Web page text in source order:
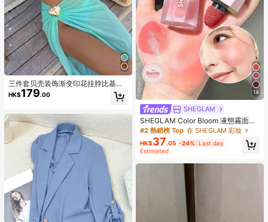
三件套贝壳装饰渐变印花挂脖比基尼
套装，搭配侧开衩长裙，高端时尚沙
滩泳装，女士夏季海滩度假必备
HK$179.00 14
SHEGLAM
SHEGLAM Color Bloom 液態霧面腮
紅-Rose Ritual 品牌美妝化妝品 適合
女士與女孩
#2 熱銷榜 Top 在 SHEGLAM 彩妝
HK$37.05 -24%
Last day
Estimated